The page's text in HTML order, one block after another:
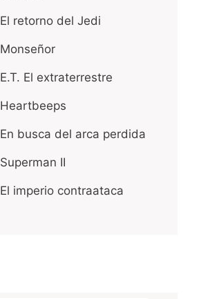
El retorno del Jedi
Monseñor
E.T. El extraterrestre
Heartbeeps
En busca del arca perdida
Superman II
El imperio contraataca